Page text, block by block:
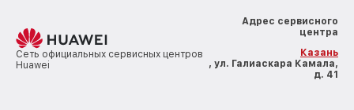
Сеть официальных сервисных центров
Huawei
Адрес сервисного
центра
Казань
, ул. Галиаскара Камала,
д. 41